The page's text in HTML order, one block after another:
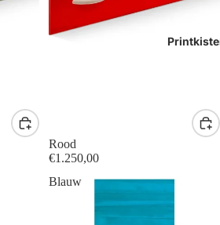
Rood
€1.250,00
Blauw